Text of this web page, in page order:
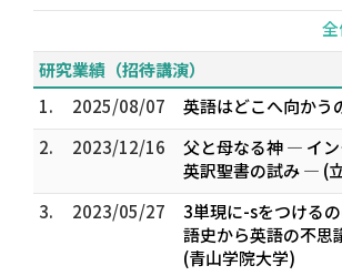
全
研究業績（招待講演）
1.
2025/08/07
英語はどこへ向かう
2.
2023/12/16
父と母なる神 — イ
英訳聖書の試み — (
3.
2023/05/27
3単現に-sをつける
語史から英語の不思
(青山学院大学)